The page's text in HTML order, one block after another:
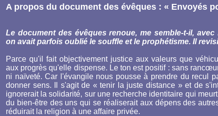
A propos du document des évêques : « Envoyés
Le document des évêques renoue, me semble-t-il,
on avait parfois oublié le souffle et le prophétisme. Il
Parce qu'il fait objectivement justice aux valeurs que
aux progrès qu'elle dispense. Le ton est positif : sans
ni naïveté. Car l'évangile nous pousse à prendre du recul
donner sens. Il s'agit de « tenir la juste distance » et de
ignorerait la solidarité, sur une recherche identitaire qui
du bien-être des uns qui se réaliserait aux dépens des
réduirait la religion à une affaire privée.